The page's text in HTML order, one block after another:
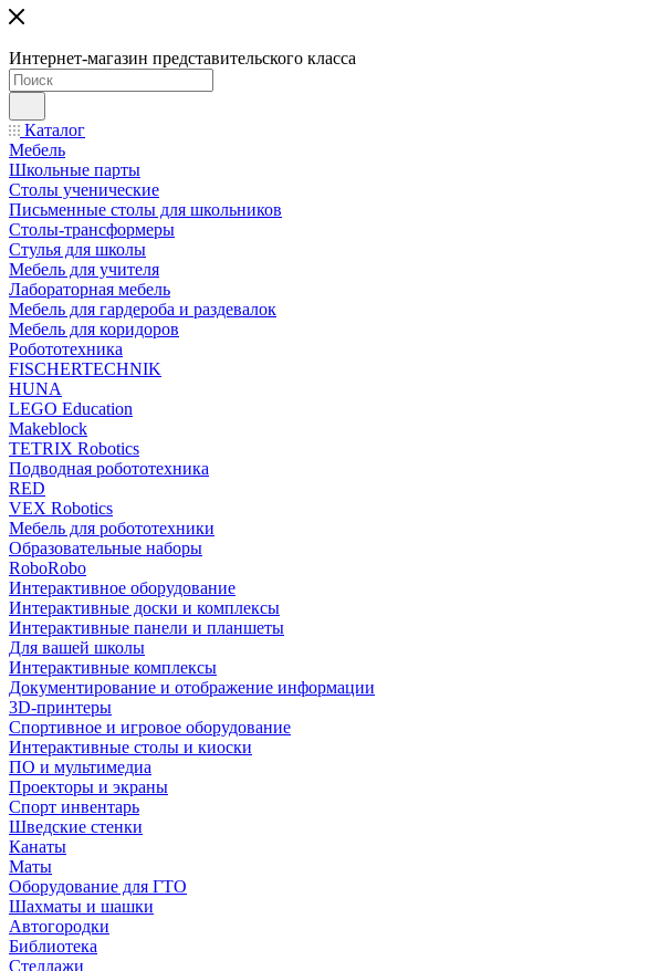
Интернет-магазин представительского класса
Каталог
Мебель
Школьные парты
Столы ученические
Письменные столы для школьников
Столы-трансформеры
Стулья для школы
Мебель для учителя
Лабораторная мебель
Мебель для гардероба и раздевалок
Мебель для коридоров
Робототехника
FISCHERTECHNIK
HUNA
LEGO Education
Makeblock
TETRIX Robotics
Подводная робототехника
RED
VEX Robotics
Мебель для робототехники
Образовательные наборы
RoboRobo
Интерактивное оборудование
Интерактивные доски и комплексы
Интерактивные панели и планшеты
Для вашей школы
Интерактивные комплексы
Документирование и отображение информации
3D-принтеры
Спортивное и игровое оборудование
Интерактивные столы и киоски
ПО и мультимедиа
Проекторы и экраны
Спорт инвентарь
Шведские стенки
Канаты
Маты
Оборудование для ГТО
Шахматы и шашки
Автогородки
Библиотека
Стеллажи